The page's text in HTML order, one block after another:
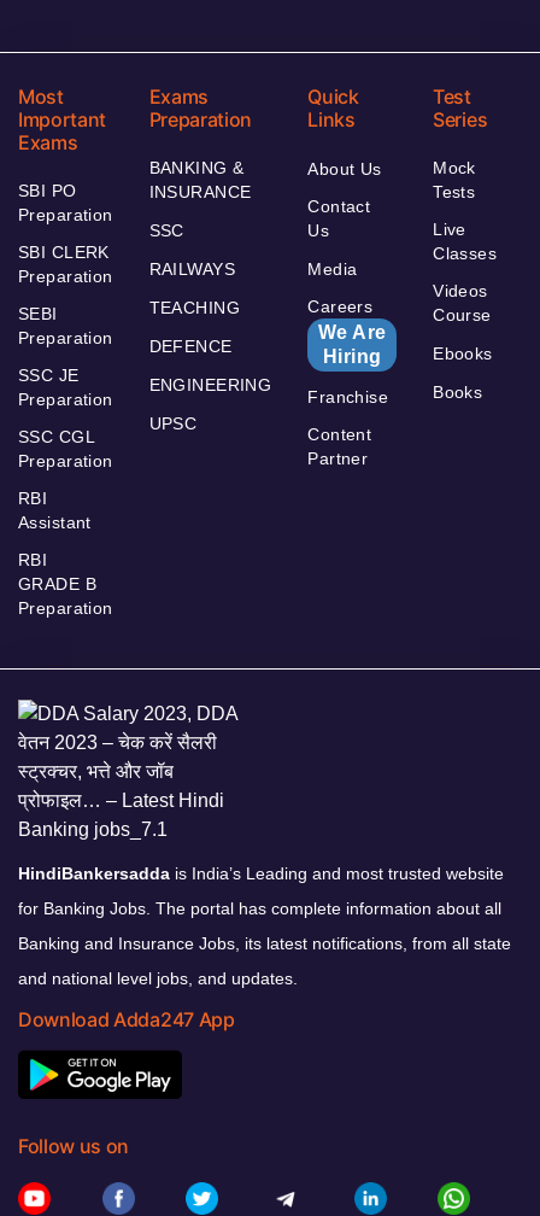
Most
Important
Exams
SBI PO
Preparation
SBI CLERK
Preparation
SEBI
Preparation
SSC JE
Preparation
SSC CGL
Preparation
RBI
Assistant
RBI
GRADE B
Preparation
Exams
Preparation
BANKING &
INSURANCE
SSC
RAILWAYS
TEACHING
DEFENCE
ENGINEERING
UPSC
Quick
Links
About Us
Contact
Us
Media
Careers
We Are
Hiring
Franchise
Content
Partner
Test
Series
Mock
Tests
Live
Classes
Videos
Course
Ebooks
Books
HindiBankersadda is India’s Leading and most trusted website
for Banking Jobs. The portal has complete information about all
Banking and Insurance Jobs, its latest notifications, from all state
and national level jobs, and updates.
Download Adda247 App
Follow us on